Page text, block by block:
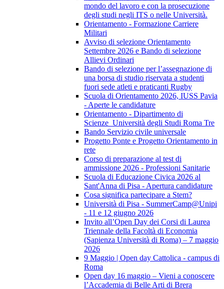
mondo del lavoro e con la prosecuzione
degli studi negli ITS o nelle Università.
Orientamento - Formazione Carriere
Militari
Avviso di selezione Orientamento
Settembre 2026 e Bando di selezione
Allievi Ordinari
Bando di selezione per l’assegnazione di
una borsa di studio riservata a studenti
fuori sede atleti e praticanti Rugby
Scuola di Orientamento 2026, IUSS Pavia
- Aperte le candidature
Orientamento - Dipartimento di
Scienze_Università degli Studi Roma Tre
Bando Servizio civile universale
Progetto Ponte e Progetto Orientamento in
rete
Corso di preparazione al test di
ammissione 2026 - Professioni Sanitarie
Scuola di Educazione Civica 2026 al
Sant'Anna di Pisa - Apertura candidature
Cosa significa partecipare a Stem?
Università di Pisa - SummerCamp@Unipi
- 11 e 12 giugno 2026
Invito all’Open Day dei Corsi di Laurea
Triennale della Facoltà di Economia
(Sapienza Università di Roma) – 7 maggio
2026
9 Maggio | Open day Cattolica - campus di
Roma
Open day 16 maggio – Vieni a conoscere
l’Accademia di Belle Arti di Brera